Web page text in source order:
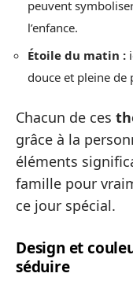
peuvent
l’enfance.
Étoile du matin :
douce et pleine de
Chacun de ces
grâce à la
éléments
famille pour
ce jour spécial.
Design et
séduire